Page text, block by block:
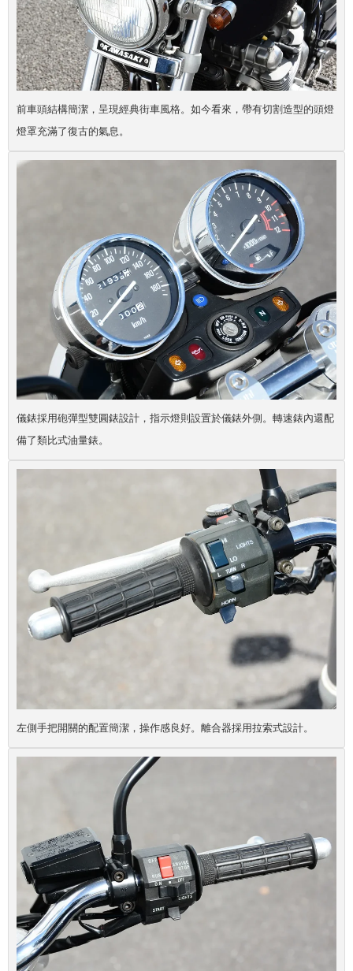
前車頭結構簡潔，呈現經典街車風格。如今看來，帶有切割造型的頭燈
燈罩充滿了復古的氣息。
儀錶採用砲彈型雙圓錶設計，指示燈則設置於儀錶外側。轉速錶內還配
備了類比式油量錶。
左側手把開關的配置簡潔，操作感良好。離合器採用拉索式設計。